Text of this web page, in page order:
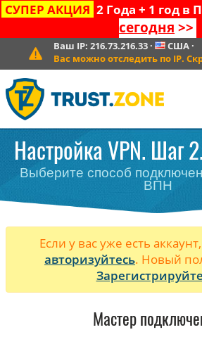
СУПЕР АКЦИЯ 2 Года + 1 год в
сегодня >>
Ваш IP: 216.73.216.33· США·
Вас можно отследить по IP.
Настройка VPN. Шаг
Выберите способ
ВПН
Если у вас уже есть
авторизуйтесь. Новый
Мастер